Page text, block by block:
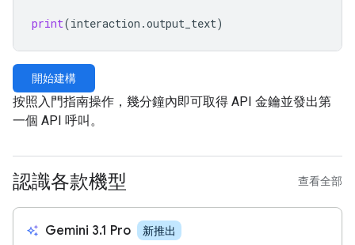
print(interaction .output_text)
開始建構
按照入門指南操作，幾分鐘內即可取得 API 金鑰並發出第
一個 API 呼叫。
認識各款機型 查看全部
auto_awesome Gemini 3.1 Pro 新推出